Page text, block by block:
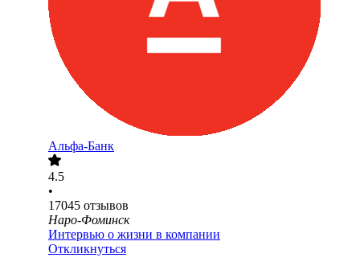
Альфа-Банк
4.5
•
17045 отзывов
Наро-Фоминск
Интервью о жизни в компании
Откликнуться